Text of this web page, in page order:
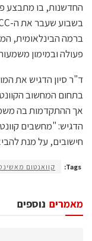
החדשנות, בו מתבצע
ברמה הבינלאומית,
פעולה ובמימון
ד"ר סיון הדגיש את
בתחום המחשוב
אך ההתקדמות בה
הדגיש: "מחשבים
חישובים, על מנת
Tags: קוואנטום
נוספים מאמרים